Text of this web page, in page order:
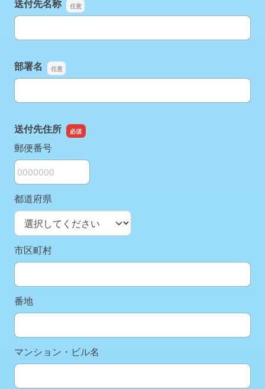
送付先名称
送付先名称
部署名
部署名
送付先住所
郵便番号
都道府県
市区町村
番地
マンション・ビル名